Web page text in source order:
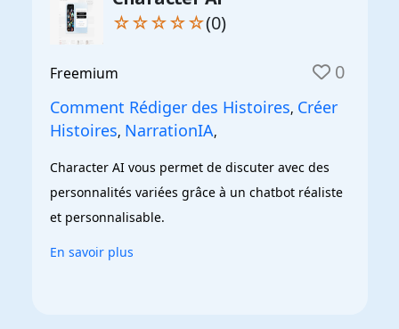
☆☆☆☆☆(0)
Freemium 0
Comment Rédiger des Histoires, Créer
Histoires, NarrationIA,
Character AI vous permet de discuter avec des
personnalités variées grâce à un chatbot réaliste
et personnalisable.
En savoir plus